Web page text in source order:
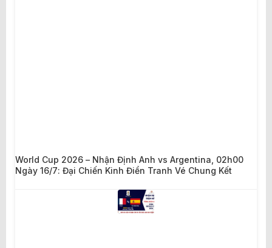
World Cup 2026 – Nhận Định Anh vs Argentina, 02h00
Ngày 16/7: Đại Chiến Kinh Điển Tranh Vé Chung Kết